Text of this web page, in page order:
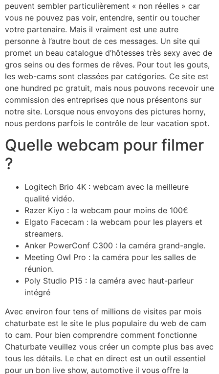
peuvent sembler particulièrement « non réelles » car
vous ne pouvez pas voir, entendre, sentir ou toucher
votre partenaire. Mais il vraiment est une autre
personne à l’autre bout de ces messages. Un site qui
promet un beau catalogue d’hôtesses très sexy avec de
gros seins ou des formes de rêves. Pour tout les gouts,
les web-cams sont classées par catégories. Ce site est
one hundred pc gratuit, mais nous pouvons recevoir une
commission des entreprises que nous présentons sur
notre site. Lorsque nous envoyons des pictures horny,
nous perdons parfois le contrôle de leur vacation spot.
Quelle webcam pour filmer
?
Logitech Brio 4K : webcam avec la meilleure
qualité vidéo.
Razer Kiyo : la webcam pour moins de 100€
Elgato Facecam : la webcam pour les players et
streamers.
Anker PowerConf C300 : la caméra grand-angle.
Meeting Owl Pro : la caméra pour les salles de
réunion.
Poly Studio P15 : la caméra avec haut-parleur
intégré
Avec environ four tens of millions de visites par mois
chaturbate est le site le plus populaire du web de cam
to cam. Pour bien comprendre comment fonctionne
Chaturbate veuillez vous créer un compte plus bas avec
tous les détails. Le chat en direct est un outil essentiel
pour un bon live show, automotive il vous offre la